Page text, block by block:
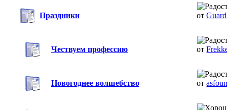
Праздники отGuard
Чествуем профессию от
Новогоднее волшебство от